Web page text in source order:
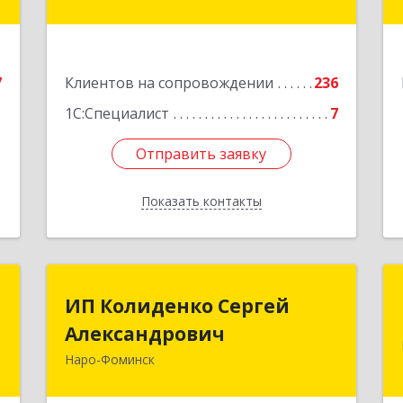
Клиентов на сопровождении
236
1С:Специалист
7
Отправить заявку
Показать контакты
Отправить заявку
Назад
ИП Колиденко Сергей
Александрович
Наро-Фоминск
ИП Колиденко Сергей
Александрович
143300, Московская обл, Наро-